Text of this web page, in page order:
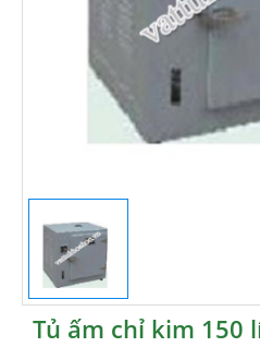
Tủ ấm chỉ kim 150